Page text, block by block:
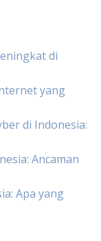
di
yang
di Indonesia:
Ancaman
Apa yang